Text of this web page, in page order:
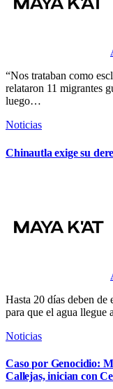
“Nos trataban como esclavos y nunca nos pagaban lo acordado”
relataron 11 migrantes
luego…
Noticias
Chinautla exige su
Hasta 20 días deben de esperar vecinos de Santa Cruz Chinautla
para que el agua llegue
Noticias
Caso por Genocidio:
Callejas, inician con